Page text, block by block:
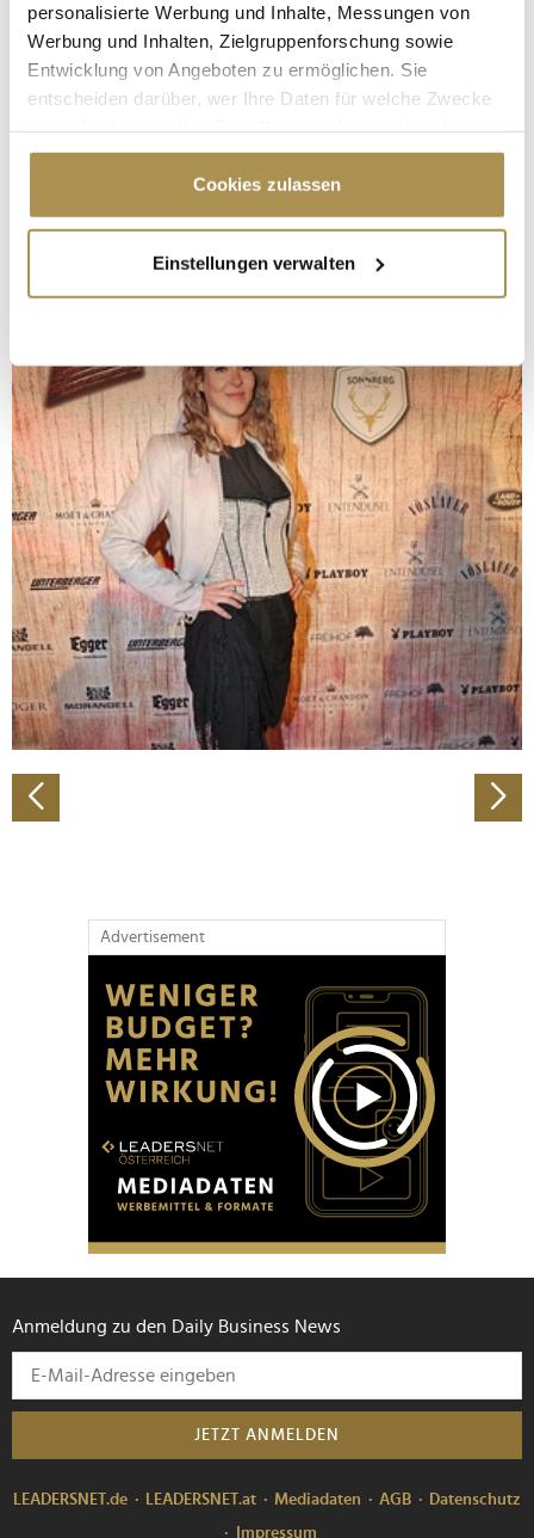
personalisierte Werbung und Inhalte, Messungen von
Werbung und Inhalten, Zielgruppenforschung sowie
Entwicklung von Angeboten zu ermöglichen. Sie
entscheiden darüber, wer Ihre Daten für welche Zwecke
Cookie-Erklärung oder durch Klicken auf das Privacy
Trigger Symbol ändern oder widerrufen
Informationen über Ihre geografische Lage
erfassen, welche bis auf einige Meter genau sein
bestimmten Merkmalen (Fingerprinting) identifizieren
Erfahren Sie mehr darüber, wie Ihre persönlichen Daten
verarbeitet werden, und legen Sie Ihre Präferenzen im
Abschnitt Einzelheiten
fest.
Wir verwenden Cookies, um Inhalte und Anzeigen zu
personalisieren, Funktionen für soziale Medien anbieten
zu können und die Zugriffe auf unsere Website zu
analysieren. Außerdem geben wir Informationen zu Ihrer
Verwendung unserer Website an unsere Partner für
soziale Medien, Werbung und Analysen weiter. Unsere
Partner führen diese Informationen möglicherweise mit
weiteren Daten zusammen, die Sie ihnen bereitgestellt
gesammelt haben.
Cookies zulassen
Einstellungen verwalten
Advertisement
Anmeldung zu den Daily Business News
JETZT ANMELDEN
LEADERSNET.de LEADERSNET.at Mediadaten AGB
Datenschutz
Impressum